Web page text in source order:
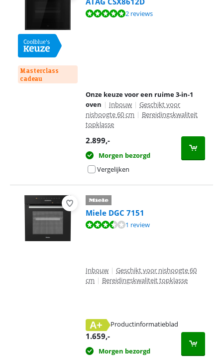
Masterclass
cadeau
Beoordeling is 9,8 van de 10, gebaseerd op 2 reviews.
2 reviews
Onze keuze voor een ruime 3-in-1
oven | Inbouw | Geschikt voor
nishoogte 60 cm | Bereidingskwaliteit
topklasse
2.899,-
Morgen bezorgd
Vergelijken
Miele DGC 7151
Beoordeling is 6,8 van de 10, gebaseerd op 1 review.
1 review
Inbouw | Geschikt voor nishoogte 60
cm | Bereidingskwaliteit topklasse
A+
Productinformatieblad
1.659,-
Morgen bezorgd